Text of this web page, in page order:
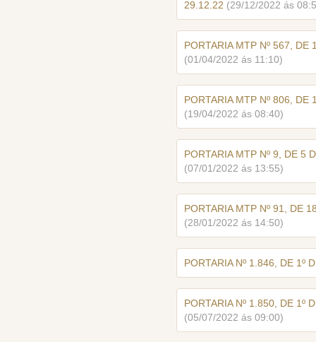
29.12.22 (29/12/2022 ás
PORTARIA MTP Nº 567,
(01/04/2022 ás 11:10)
PORTARIA MTP Nº 806, DE
(19/04/2022 ás 08:40)
PORTARIA MTP Nº 9, DE 5
(07/01/2022 ás 13:55)
PORTARIA MTP Nº 91, DE
(28/01/2022 ás 14:50)
PORTARIA Nº 1.846, DE 1º
PORTARIA Nº 1.850, DE 1º
(05/07/2022 ás 09:00)